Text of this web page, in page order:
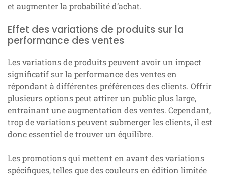
et augmenter la probabilité d’achat.
Effet des variations de produits sur la
performance des ventes
Les variations de produits peuvent avoir un impact
significatif sur la performance des ventes en
répondant à différentes préférences des clients. Offrir
plusieurs options peut attirer un public plus large,
entraînant une augmentation des ventes. Cependant,
trop de variations peuvent submerger les clients, il est
donc essentiel de trouver un équilibre.
Les promotions qui mettent en avant des variations
spécifiques, telles que des couleurs en édition limitée